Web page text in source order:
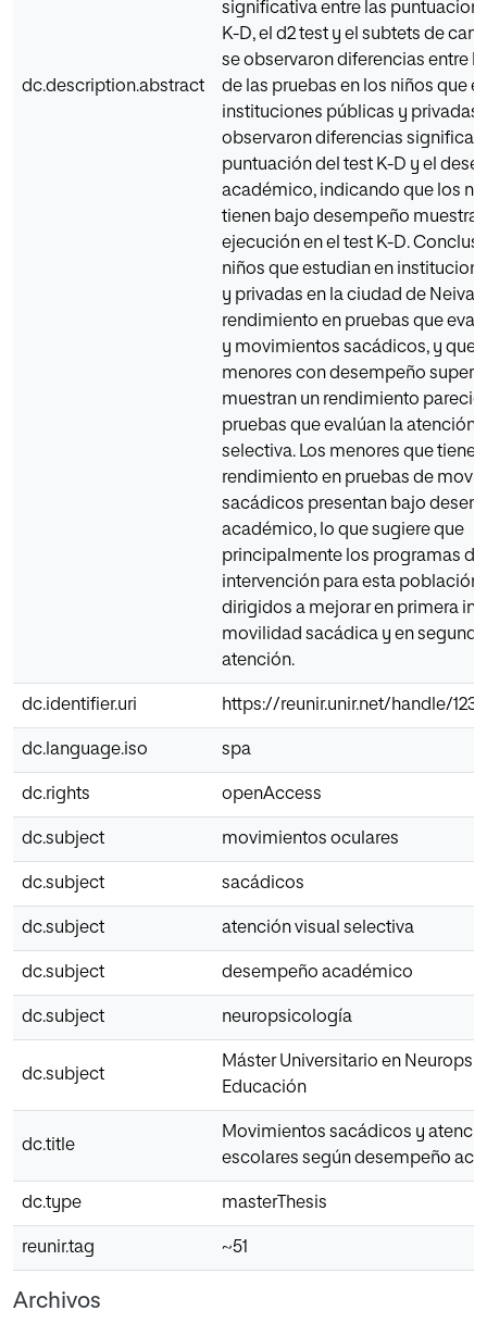
dc.description.abstract
significativa entre las
K-D, el d2 test y el subtets de
se observaron diferencias entre
de las pruebas en los niños que
instituciones públicas y privadas.
observaron diferencias
puntuación del test K-D y el
académico, indicando que los
tienen bajo desempeño
ejecución en el test K-D.
niños que estudian en
y privadas en la ciudad de Neiva
rendimiento en pruebas que
y movimientos sacádicos, y que
menores con desempeño
muestran un rendimiento
pruebas que evalúan la atención
selectiva. Los menores que
rendimiento en pruebas de
sacádicos presentan bajo
académico, lo que sugiere que
principalmente los programas de
intervención para esta población
dirigidos a mejorar en primera
movilidad sacádica y en
atención.
dc.identifier.uri https://reunir.unir.net/handle/
dc.language.iso spa
dc.rights openAccess
dc.subject movimientos oculares
dc.subject sacádicos
dc.subject atención visual selectiva
dc.subject desempeño académico
dc.subject neuropsicología
dc.subject
Máster Universitario en
Educación
dc.title
Movimientos sacádicos y
escolares según desempeño
dc.type masterThesis
reunir.tag ~51
Archivos